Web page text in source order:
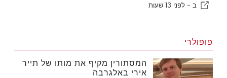
ב - לפני 13 שעות
פופולרי
המסתורין מקיף את מותו של תייר
אירי באלגרבה